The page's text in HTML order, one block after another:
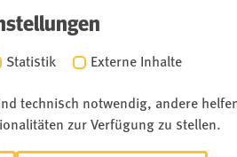
Statistik Externe Inhalte
technisch notwendig, andere
zur Verfügung zu stellen.